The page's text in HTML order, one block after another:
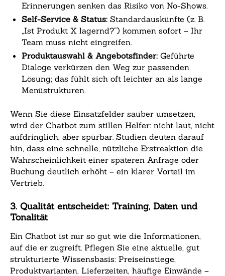
Erinnerungen senken das Risiko von No-Shows.
Self-Service & Status: Standardauskünfte (z. B.
„Ist Produkt X lagernd?“) kommen sofort – Ihr
Team muss nicht eingreifen.
Produktauswahl & Angebotsfinder: Geführte
Dialoge verkürzen den Weg zur passenden
Lösung; das fühlt sich oft leichter an als lange
Menüstrukturen.
Wenn Sie diese Einsatzfelder sauber umsetzen,
wird der Chatbot zum stillen Helfer: nicht laut, nicht
aufdringlich, aber spürbar. Studien deuten darauf
hin, dass eine schnelle, nützliche Erstreaktion die
Wahrscheinlichkeit einer späteren Anfrage oder
Buchung deutlich erhöht – ein klarer Vorteil im
Vertrieb.
3. Qualität entscheidet: Training, Daten und
Tonalität
Ein Chatbot ist nur so gut wie die Informationen,
auf die er zugreift. Pflegen Sie eine aktuelle, gut
strukturierte Wissensbasis: Preiseinstiege,
Produktvarianten, Lieferzeiten, häufige Einwände –